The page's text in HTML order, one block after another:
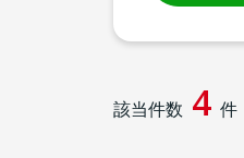
該当件数 4 件